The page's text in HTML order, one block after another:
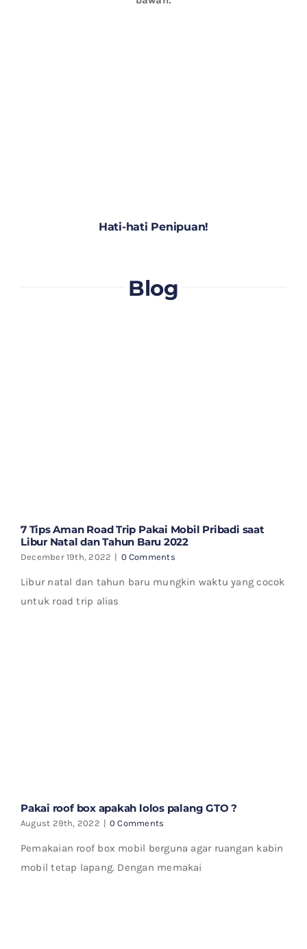
Hati-hati Penipuan!
Blog
7 Tips Aman Road Trip Pakai Mobil Pribadi saat
Libur Natal dan Tahun Baru 2022
December 19th, 2022 | 0 Comments
Libur natal dan tahun baru mungkin waktu yang cocok
untuk road trip alias
Pakai roof box apakah lolos palang GTO ?
August 29th, 2022 | 0 Comments
Pemakaian roof box mobil berguna agar ruangan kabin
mobil tetap lapang. Dengan memakai